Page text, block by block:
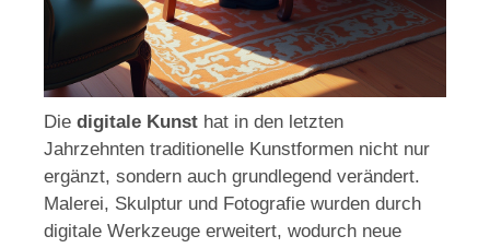
Die digitale Kunst hat in den letzten
Jahrzehnten traditionelle Kunstformen nicht nur
ergänzt, sondern auch grundlegend verändert.
Malerei, Skulptur und Fotografie wurden durch
digitale Werkzeuge erweitert, wodurch neue